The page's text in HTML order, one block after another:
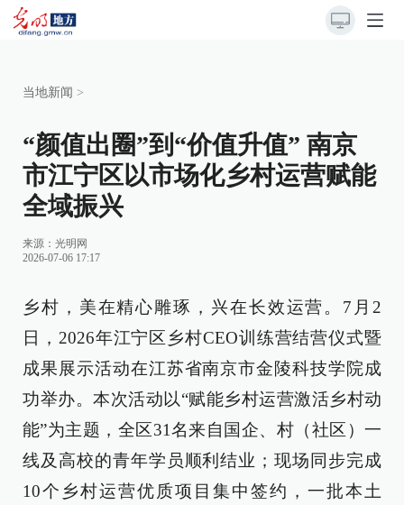
当地新闻 >
“颜值出圈”到“价值升值” 南京
市江宁区以市场化乡村运营赋能
全域振兴
来源： 光明网
2026-07-06 17:17
乡村，美在精心雕琢，兴在长效运营。7月2
日，2026年江宁区乡村CEO训练营结营仪式暨
成果展示活动在江苏省南京市金陵科技学院成
功举办。本次活动以“赋能乡村运营激活乡村动
能”为主题，全区31名来自国企、村（社区）一
线及高校的青年学员顺利结业；现场同步完成
10个乡村运营优质项目集中签约，一批本土